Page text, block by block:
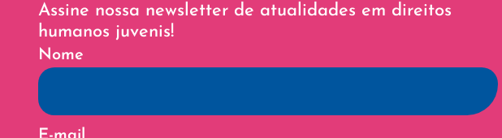
Assine nossa newsletter de atualidades em direitos
humanos juvenis!
Nome